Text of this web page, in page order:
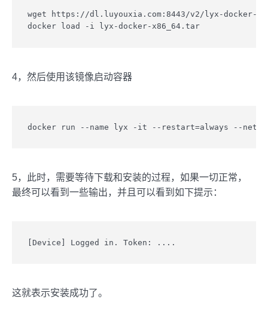
wget https://dl.luyouxia.com:8443/v2/lyx-docker-
docker load -i lyx-docker-x86_64.tar
4，然后使用该镜像启动容器
docker run --name lyx -it --restart=always --
5，此时，需要等待下载和安装的过程，如果一切正常，
最终可以看到一些输出，并且可以看到如下提示：
[Device] Logged in. Token: ....
这就表示安装成功了。